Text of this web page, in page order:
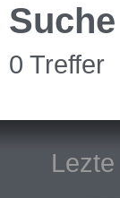
0 Treffer